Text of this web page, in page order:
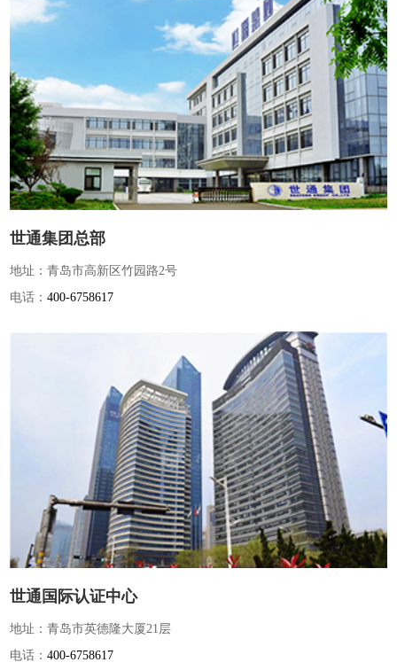
世通集团总部
地址：青岛市高新区竹园路2号
电话：400-6758617
世通国际认证中心
地址：青岛市英德隆大厦21层
电话：400-6758617